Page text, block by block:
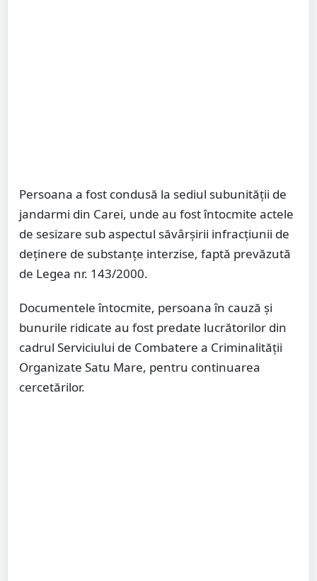
Persoana a fost condusă la sediul subunității de
jandarmi din Carei, unde au fost întocmite actele
de sesizare sub aspectul săvârșirii infracțiunii de
deținere de substanțe interzise, faptă prevăzută
de Legea nr. 143/2000.
Documentele întocmite, persoana în cauză și
bunurile ridicate au fost predate lucrătorilor din
cadrul Serviciului de Combatere a Criminalității
Organizate Satu Mare, pentru continuarea
cercetărilor.